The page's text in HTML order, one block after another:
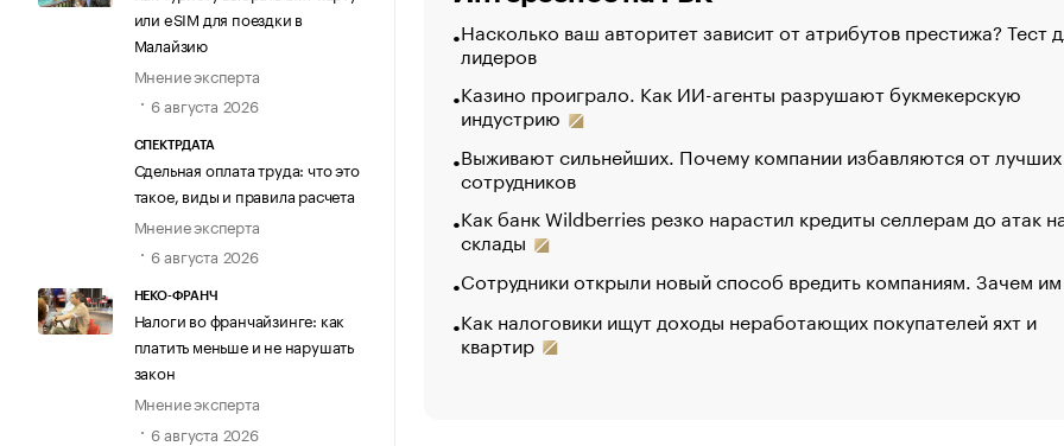
или eSIM для поездки в
Малайзию
Мнение эксперта
6 августа 2026
СПЕКТРДАТА
Сдельная оплата труда: что это
такое, виды и правила расчета
Мнение эксперта
6 августа 2026
НЕКО-ФРАНЧ
Налоги во франчайзинге: как
платить меньше и не нарушать
закон
Мнение эксперта
6 августа 2026
Насколько ваш авторитет зависит от атрибутов престижа? Тест
лидеров
Казино проиграло. Как ИИ-агенты разрушают букмекерскую
индустрию
Выживают сильнейших. Почему компании избавляются от лучших
сотрудников
Как банк Wildberries резко нарастил кредиты селлерам до атак
склады
Сотрудники открыли новый способ вредить компаниям. Зачем
Как налоговики ищут доходы неработающих покупателей яхт и
квартир